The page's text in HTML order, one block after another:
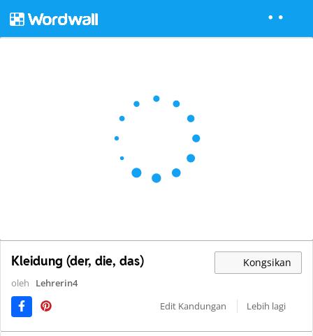
Kleidung (der, die, das) Kongsikan
oleh
Lehrerin4
Edit Kandungan
Lebih lagi